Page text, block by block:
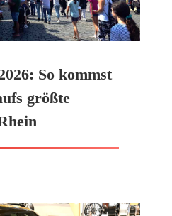
So kommst
größte